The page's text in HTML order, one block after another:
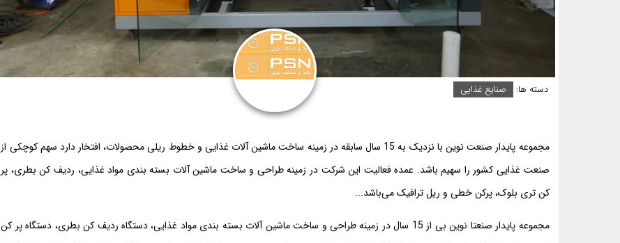
دسته ها: صنایع غذایی
مجموعه پایدار صنعت نوین با نزدیک به 15 سال سابقه در زمینه ساخت ماشین آلات غذایی و خطوط ریلی محصولات، افتخار دارد سهم کوچکی از
صنعت غذایی کشور را سهیم باشد. عمده فعالیت این شرکت در زمینه طراحی و ساخت ماشین آلات بسته بندی مواد غذایی، ردیف کن بطری، پر
کن تری بلوک، پرکن خطی و ریل ترافیک می‌باشد...
مجموعه پایدار صنعتا نوین بی از 15 سال در زمینه طراحی و ساخت ماشین آلات بسته بندی مواد غذایی، دستگاه ردیف کن بطری، دستگاه پر کن